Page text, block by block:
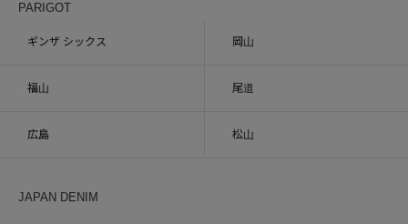
PARIGOT
ギンザ シックス 岡山
福山 尾道
広島 松山
JAPAN DENIM